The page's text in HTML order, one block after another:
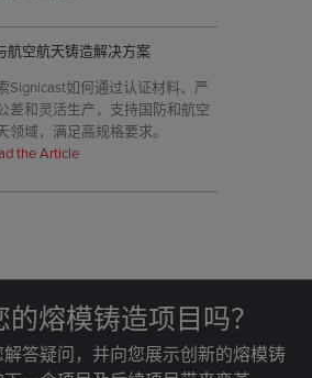
航空航天铸造解决方案
Signicast如何通过认证材料、严
差和灵活生产，支持国防和航空
领域，满足高规格要求。
the Article
熔模铸造项目吗？
答疑问，并向您展示创新的熔模铸